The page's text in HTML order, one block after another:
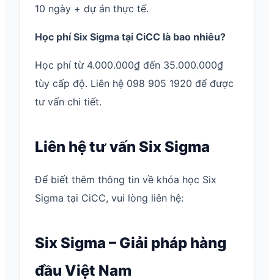
10 ngày + dự án thực tế.
Học phí Six Sigma tại CiCC là bao nhiêu?
Học phí từ 4.000.000₫ đến 35.000.000₫
tùy cấp độ. Liên hệ 098 905 1920 để được
tư vấn chi tiết.
Liên hệ tư vấn Six Sigma
Để biết thêm thông tin về khóa học Six
Sigma tại CiCC, vui lòng liên hệ:
Six Sigma – Giải pháp hàng
đầu Việt Nam